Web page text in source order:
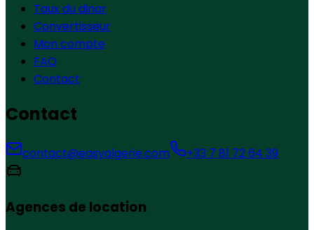
Taux du dinar
Convertisseur
Mon compte
FAQ
Contact
Contact
contact@easyalgerie.com +33 7 81 72 64 39
Agences de location